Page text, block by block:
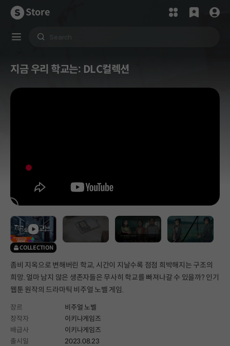
Store
지금 우리 학교는: DLC컬렉션
COLLECTION
좀비 지옥으로 변해버린 학교, 시간이 지날수록 점점 희박해지는 구조의
희망. 얼마 남지 않은 생존자들은 무사히 학교를 빠져나갈 수 있을까? 인기
웹툰 원작의 드라마틱 비주얼 노벨 게임.
장르
비주얼 노벨
창작자
이키나게임즈
배급사
이키나게임즈
출시일
2023.08.23